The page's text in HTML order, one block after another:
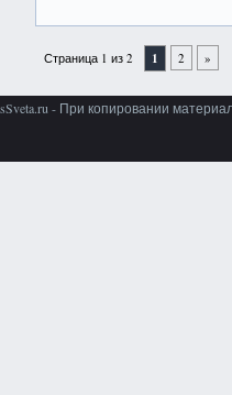
Страница 1 из 2 1 2 »
- При копировании